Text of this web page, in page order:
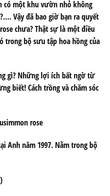
có một khu vườn nhỏ không
Vậy đã bao giờ bạn ra quyết
chưa? Thật sự là một điều
trong bộ sưu tập hoa hồng của
gì? Những lợi ích bất ngờ từ
biết! Cách trồng và chăm sóc
rose
Anh năm 1997. Nằm trong bộ